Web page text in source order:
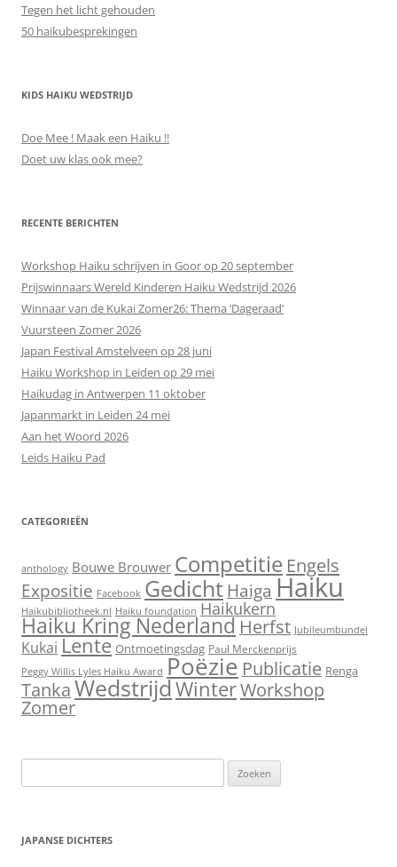
Tegen het licht gehouden
50 haikubesprekingen
KIDS HAIKU WEDSTRIJD
Doe Mee ! Maak een Haiku !!
Doet uw klas ook mee?
RECENTE BERICHTEN
Workshop Haiku schrijven in Goor op 20 september
Prijswinnaars Wereld Kinderen Haiku Wedstrijd 2026
Winnaar van de Kukai Zomer26: Thema ‘Dageraad’
Vuursteen Zomer 2026
Japan Festival Amstelveen op 28 juni
Haiku Workshop in Leiden op 29 mei
Haikudag in Antwerpen 11 oktober
Japanmarkt in Leiden 24 mei
Aan het Woord 2026
Leids Haiku Pad
CATEGORIEËN
anthology Bouwe Brouwer Competitie Engels
Expositie Facebook Gedicht Haiga Haiku
Haikubibliotheek.nl Haiku foundation Haikukern
Haiku Kring Nederland Herfst Jubileumbundel
Kukai Lente Ontmoetingsdag Paul Merckenprijs
Peggy Willis Lyles Haiku Award Poëzie Publicatie Renga
TankaWedstrijdWinterWorkshop
Zomer
naar:
JAPANSE DICHTERS